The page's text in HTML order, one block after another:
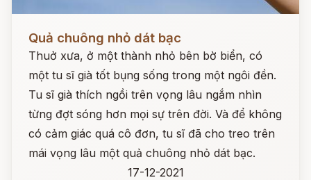
Quả chuông nhỏ dát bạc
Thuở xưa, ở một thành nhỏ bên bờ biển, có
một tu sĩ già tốt bụng sống trong một ngôi đền.
Tu sĩ già thích ngồi trên vọng lâu ngắm nhìn
từng đợt sóng hơn mọi sự trên đời. Và để không
có cảm giác quá cô đơn, tu sĩ đã cho treo trên
mái vọng lâu một quả chuông nhỏ dát bạc.
17-12-2021